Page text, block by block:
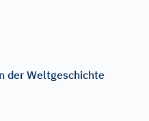
der Weltgeschichte